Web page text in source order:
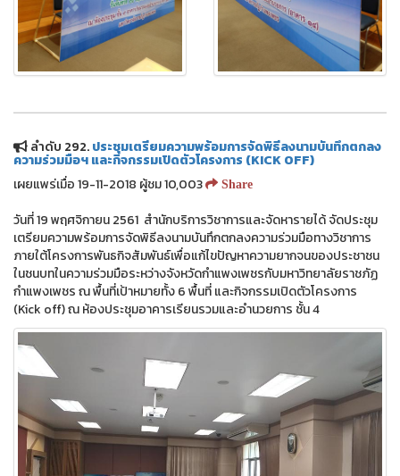
ลำดับ 292.ประชุมเตรียมความพร้อมการจัดพิธีลงนามบันทึกตกลง
ความร่วมมือฯ และกิจกรรมเปิดตัวโครงการ (KICK OFF)
เผยแพร่เมื่อ 19-11-2018 ผู้ชม 10,003
Share
วันที่ 19 พฤศจิกายน 2561 สำนักบริการวิชาการและจัดหารายได้ จัดประชุม
เตรียมความพร้อมการจัดพิธีลงนามบันทึกตกลงความร่วมมือทางวิชาการ
ภายใต้โครงการพันธกิจสัมพันธ์เพื่อแก้ไขปัญหาความยากจนของประชาชน
ในชนบทในความร่วมมือระหว่างจังหวัดกำแพงเพชรกับมหาวิทยาลัยราชภัฏ
กำแพงเพชร ณ พื้นที่เป้าหมายทั้ง 6 พื้นที่ และกิจกรรมเปิดตัวโครงการ
(Kick off) ณ ห้องประชุมอาคารเรียนรวมและอำนวยการ ชั้น 4